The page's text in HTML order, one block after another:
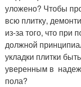
уложено? Чтобы
всю плитку,
из-за того, что при
должной
укладки плитки
уверенным в
пола?